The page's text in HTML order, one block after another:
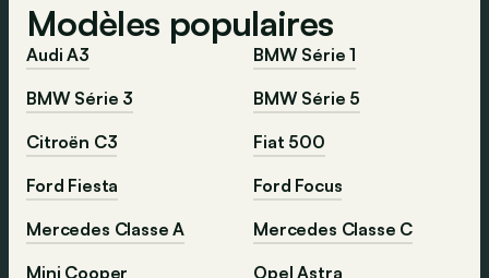
Modèles populaires
Audi A3
BMW Série 1
BMW Série 3
BMW Série 5
Citroën C3
Fiat 500
Ford Fiesta
Ford Focus
Mercedes Classe A
Mercedes Classe C
Mini Cooper
Opel Astra